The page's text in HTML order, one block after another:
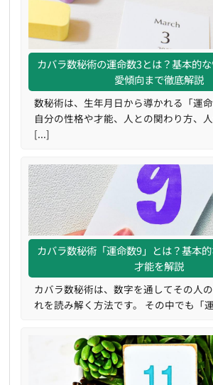
カバラ数秘術の運命数3とは？基本的
愛傾向まで徹底解説
数秘術は、生年月日から導かれる「運命
自分の性格や才能、人との関わり方、
[...]
カバラ数秘術「運命数9」とは？基本的
才能を解説
カバラ数秘術は、数字を通してその人
れを読み解く方法です。 その中でも「